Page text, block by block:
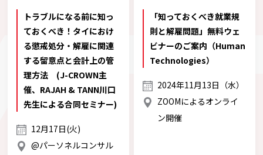
トラブルになる前に知っ
ておくべき！タイにおけ
る懲戒処分・解雇に関連
する留意点と会計上の管
理方法 (J-CROWN主
催、RAJAH & TANN川口
先生による合同セミナー)
12月17日(火)
@パーソネルコンサル
「知っておくべき就業規
則と解雇問題」無料ウェ
ビナーのご案内（Human
Technologies）
2024年11月13日（水）
ZOOMによるオンライ
ン開催